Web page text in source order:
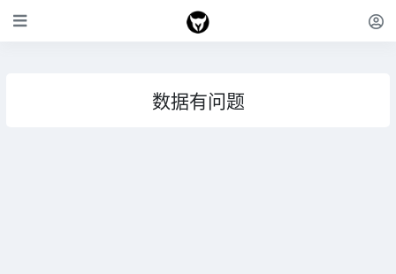
数据有问题